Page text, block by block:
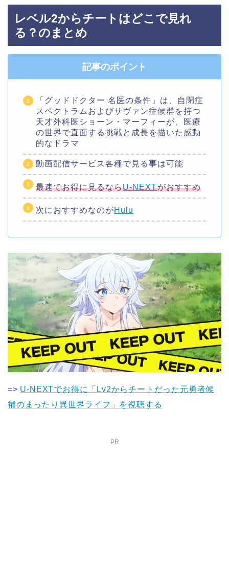
レベル2からチートはどこで見れ
る？のまとめ
記事のポイント
「グッドドクター 名医の条件」は、自閉症
スペクトラムおよびサヴァン症候群を持つ
天才外科医ショーン・マーフィーが、医療
の世界で直面する挑戦と成長を描いた感動
的なドラマ
動画配信サービス各種で見る事は可能
最速でお得に見るならU-NEXTがおすすめ
次におすすめなのがHulu
=> U-NEXTでお得に「Lv2からチートだった元勇者候
補のまったり異世界ライフ」を視聴する
PR